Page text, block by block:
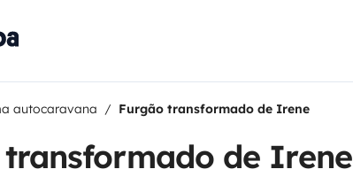
autocaravana Furgão transformado de Irene
de Irene